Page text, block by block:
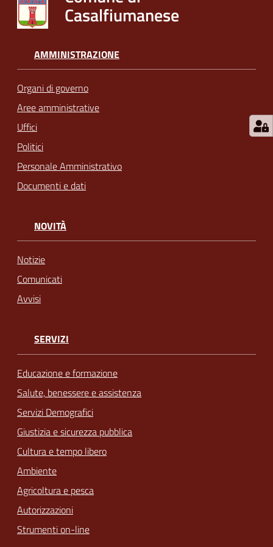
Casalfiumanese
AMMINISTRAZIONE
Organi di governo
Aree amministrative
Uffici
Politici
Personale Amministrativo
Documenti e dati
NOVITÀ
Notizie
Comunicati
Avvisi
SERVIZI
Educazione e formazione
Salute, benessere e assistenza
Servizi Demografici
Giustizia e sicurezza pubblica
Cultura e tempo libero
Ambiente
Agricoltura e pesca
Autorizzazioni
Strumenti on-line